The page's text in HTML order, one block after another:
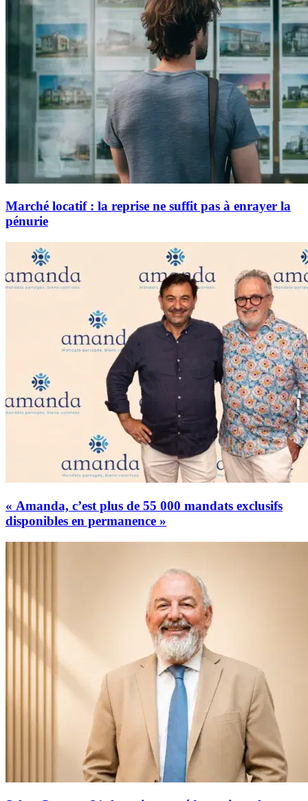
Marché locatif : la reprise ne suffit pas à enrayer la
pénurie
« Amanda, c’est plus de 55 000 mandats exclusifs
disponibles en permanence »